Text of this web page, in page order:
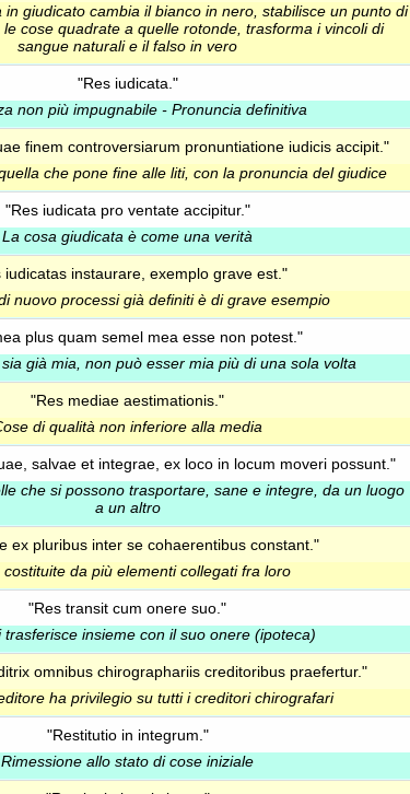
in giudicato cambia il bianco in nero, stabilisce un punto di
cose quadrate a quelle rotonde, trasforma i vincoli di
sangue naturali e il falso in vero
"Res iudicata."
non più impugnabile - Pronuncia definitiva
finem controversiarum pronuntiatione iudicis accipit."
che pone fine alle liti, con la pronuncia del giudice
"Res iudicata pro ventate accipitur."
La cosa giudicata è come una verità
iudicatas instaurare, exemplo grave est."
nuovo processi già definiti è di grave esempio
plus quam semel mea esse non potest."
già mia, non può esser mia più di una sola volta
"Res mediae aestimationis."
di qualità non inferiore alla media
salvae et integrae, ex loco in locum moveri possunt."
che si possono trasportare, sane e integre, da un luogo
a un altro
ex pluribus inter se cohaerentibus constant."
costituite da più elementi collegati fra loro
"Res transit cum onere suo."
trasferisce insieme con il suo onere (ipoteca)
omnibus chirographariis creditoribus praefertur."
ha privilegio su tutti i creditori chirografari
"Restitutio in integrum."
Rimessione allo stato di cose iniziale